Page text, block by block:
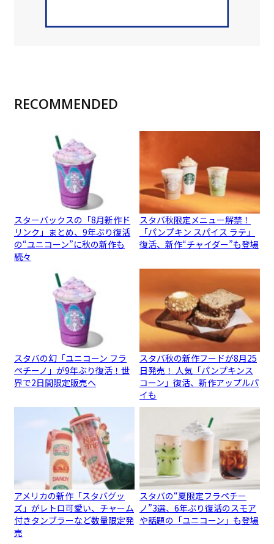
RECOMMENDED
スターバックスの「8月新作ド
リンク」まとめ、9年ぶり復活
の“ユニコーン”に秋の新作も
続々
スタバ秋限定メニュー解禁！
「パンプキン スパイス ラテ」
復活、新作“チャイダー”も登場
スタバの幻「ユニコーン フラ
ペチーノ」が9年ぶり復活！世
界で2日間限定販売へ
スタバ秋の新作フードが8月25
日発売！ 人気「パンプキンス
コーン」復活、新作アップルパ
イも
アメリカの新作「スタバグッ
ズ」がレトロ可愛い、チャーム
付きタンブラーなど数量限定発
売
スタバの“夏限定フラペチー
ノ”3選、6年ぶり復活のスモア
や話題の「ユニコーン」も登場